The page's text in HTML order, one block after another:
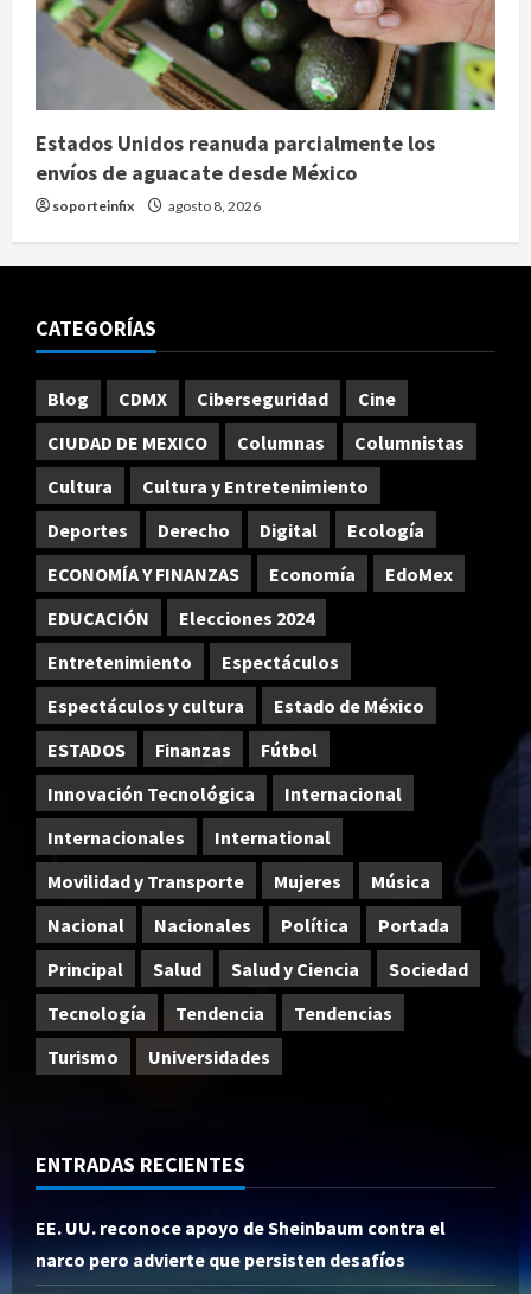
Estados Unidos reanuda parcialmente los
envíos de aguacate desde México
soporteinfix agosto 8, 2026
CATEGORÍAS
Blog CDMX Ciberseguridad
Cine
CIUDAD DE MEXICO
Columnas
Columnistas
Cultura
Cultura y Entretenimiento
Deportes
Derecho Digital
Ecología
ECONOMÍA Y FINANZAS
Economía
EdoMex
EDUCACIÓN
Elecciones 2024
Entretenimiento
Espectáculos
Espectáculos y cultura
Estado de México
ESTADOS
Finanzas
Fútbol
Innovación Tecnológica
Internacional
Internacionales
International
Movilidad y Transporte
Mujeres
Música
Nacional
Nacionales Política
Portada
Principal
Salud Salud y Ciencia
Sociedad
Tecnología
Tendencia
Tendencias
Turismo
Universidades
ENTRADAS RECIENTES
EE. UU. reconoce apoyo de Sheinbaum contra el
narco pero advierte que persisten desafíos